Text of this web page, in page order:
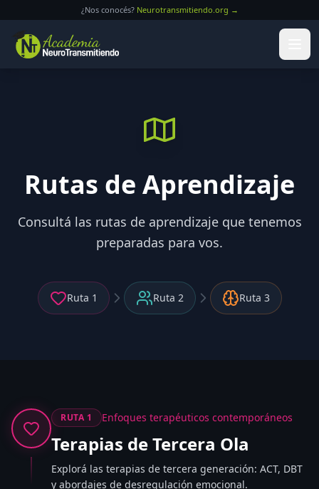
Saltar al contenido principal
¿Nos conocés? Neurotransmitiendo.org →
Rutas de Aprendizaje
Consultá las rutas de aprendizaje que tenemos
preparadas para vos.
Ruta 1 Ruta 2 Ruta 3
RUTA 1 Enfoques terapéuticos contemporáneos
Terapias de Tercera Ola
Explorá las terapias de tercera generación: ACT, DBT
y abordajes de desregulación emocional.